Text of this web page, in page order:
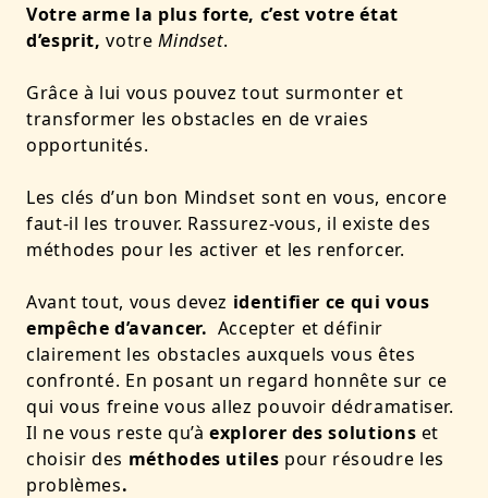
Votre arme la plus forte, c’est votre état
d’esprit,votreMindset.
Grâce à lui vous pouvez tout surmonter et
transformer les obstacles en de vraies
opportunités.
Les clés d’un bon Mindset sont en vous, encore
faut-il les trouver. Rassurez-vous, il existe des
méthodes pour les activer et les renforcer.
Avant tout, vous devez identifier ce qui vous
empêche d’avancer. Accepter et définir
clairement les obstacles auxquels vous êtes
confronté. En posant un regard honnête sur ce
qui vous freine vous allez pouvoir dédramatiser.
Il ne vous reste qu’àexplorer des solutions et
choisir des méthodes utiles pour résoudre les
problèmes.